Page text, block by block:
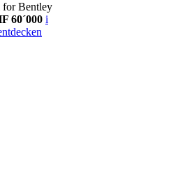
for Bentley
60´000 i